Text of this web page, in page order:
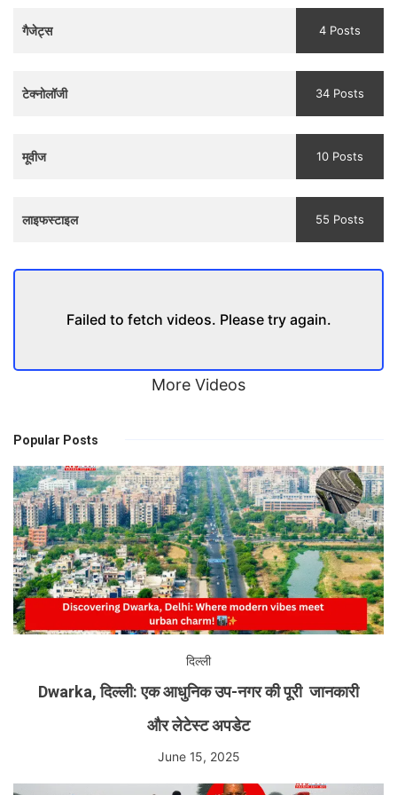
Teaser
गैजेट्स 4 Posts
टेक्नोलॉजी 34 Posts
मूवीज 10 Posts
लाइफस्टाइल 55 Posts
Failed to fetch videos. Please try again.
More Videos
Popular Posts
दिल्ली
Dwarka, दिल्ली: एक आधुनिक उप-नगर की पूरी जानकारी
और लेटेस्ट अपडेट
June 15, 2025